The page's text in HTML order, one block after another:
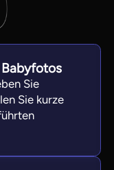
Sie
Sie kurze